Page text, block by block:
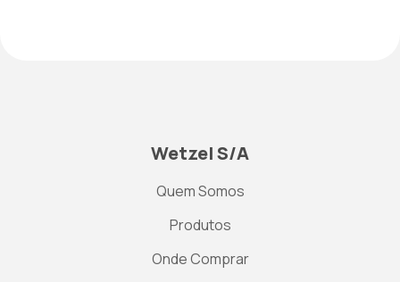
Wetzel S/A
Quem Somos
Produtos
Onde Comprar